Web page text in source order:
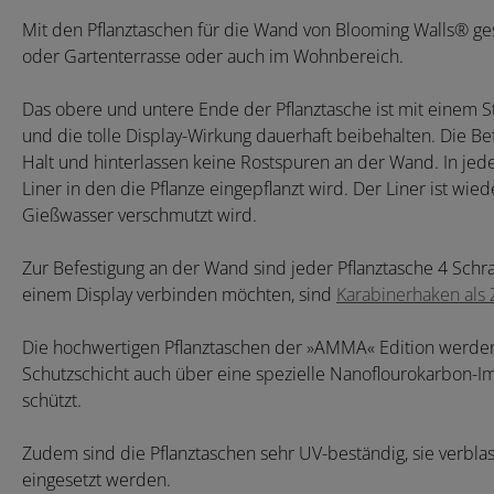
Mit den Pflanztaschen für die Wand von Blooming Walls®
oder Gartenterrasse oder auch im Wohnbereich.
Das obere und untere Ende der Pflanztasche ist mit einem
und die tolle Display-Wirkung dauerhaft beibehalten. Die
Halt und hinterlassen keine Rostspuren an der Wand. In
Liner in den die Pflanze eingepflanzt wird. Der Liner ist
Gießwasser verschmutzt wird.
Zur Befestigung an der Wand sind jeder Pflanztasche 4
einem Display verbinden möchten, sind Karabinerhaken
Die hochwertigen Pflanztaschen der »AMMA« Edition
Schutzschicht auch über eine spezielle Nanoflourokarbon-
schützt.
Zudem sind die Pflanztaschen sehr UV-beständig, sie
eingesetzt werden.